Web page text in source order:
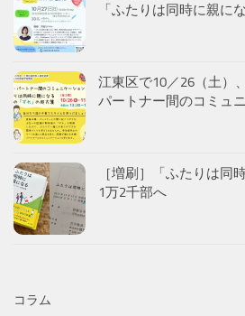
「ふたりは同時に親にな
江東区で10／26（土）
パートナー間のコミュ
［増刷］「ふたりは同
1万2千部へ
コラム